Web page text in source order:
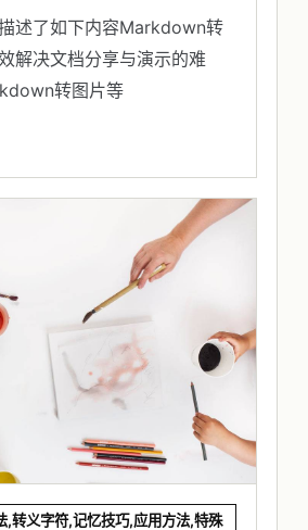
述了如下内容Markdown转
解决文档分享与演示的难
转图片等
义字符,记忆技巧,应用方法,特殊